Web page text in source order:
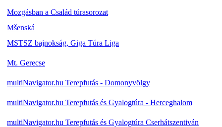
Mozgásban a Család túrasorozat
Mšenská
MSTSZ bajnokság, Giga Túra Liga
Mt. Gerecse
multiNavigator.hu Terepfutás - Domonyvölgy
multiNavigator.hu Terepfutás és Gyalogtúra - Herceghalom
multiNavigator.hu Terepfutás és Gyalogtúra Cserhátszentiván